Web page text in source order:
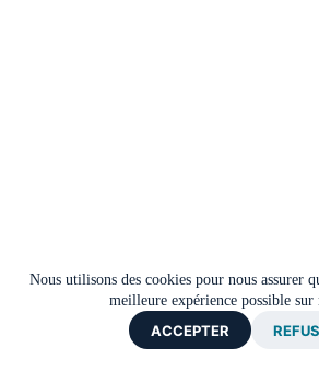
Nous utilisons des cookies pour nous assurer
meilleure expérience possible sur
ACCEPTER
Mickaël B.
Expert-comptable en cabinet